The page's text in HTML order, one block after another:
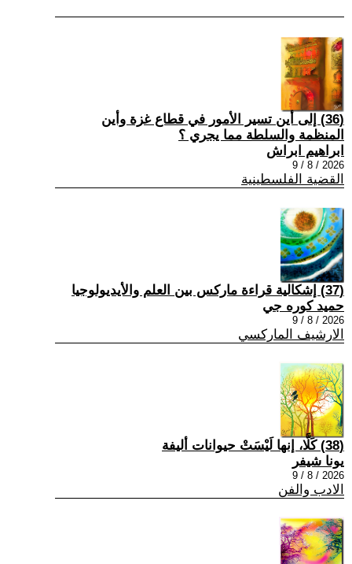
(36) إلى أين تسير الأمور في قطاع غزة وأين
المنظمة والسلطة مما يجري ؟
ابراهيم ابراش
2026 / 8 / 9
القضية الفلسطينية
(37) إشكالية قراءة ماركس بين العلم والأيديولوجيا
حميد كوره جي
2026 / 8 / 9
الارشيف الماركسي
(38) كَلَّا، إنها لَيْسَتْ حيوانات أليفة
يونا شيفر
2026 / 8 / 9
الادب والفن